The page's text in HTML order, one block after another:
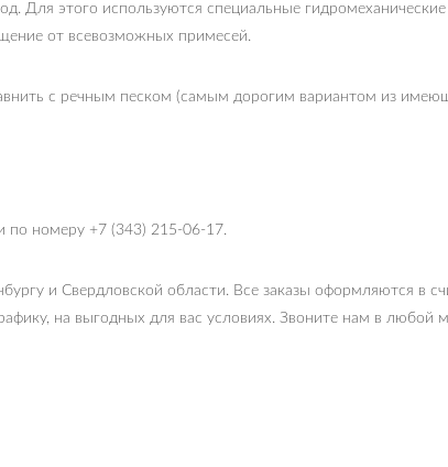
Для этого используются специальные
от всевозможных примесей.
с речным песком (самым дорогим вариантом из
по номеру +7 (343) 215-06-17.
и Свердловской области. Все заказы оформляются в
на выгодных для вас условиях. Звоните нам в